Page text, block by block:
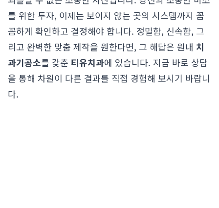
를 위한 투자, 이제는 보이지 않는 곳의 시스템까지 꼼
꼼하게 확인하고 결정해야 합니다. 정밀함, 신속함, 그
리고 완벽한 맞춤 제작을 원한다면, 그 해답은 원내 치
과기공소를 갖춘 티유치과에 있습니다. 지금 바로 상담
을 통해 차원이 다른 결과를 직접 경험해 보시기 바랍니
다.